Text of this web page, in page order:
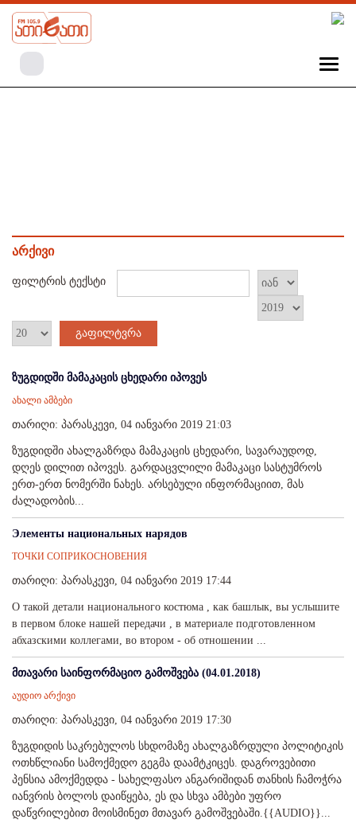
არქივი
ფილტრის ტექსტი
გაფილტვრა
ზუგდიდში მამაკაცის ცხედარი იპოვეს
ახალი ამბები
თარიღი: პარასკევი, 04 იანვარი 2019 21:03
ზუგდიდში ახალგაზრდა მამაკაცის ცხედარი, სავარაუდოდ,
დღეს დილით იპოვეს. გარდაცვლილი მამაკაცი სასტუმროს
ერთ-ერთ ნომერში ნახეს. არსებული ინფორმაციით, მას
ძალადობის...
Элементы национальных нарядов
ТОЧКИ СОПРИКОСНОВЕНИЯ
თარიღი: პარასკევი, 04 იანვარი 2019 17:44
О такой детали национального костюма , как башлык, вы услышите
в первом блоке нашей передачи , в материале подготовленном
абхазскими коллегами, во втором - об отношении ...
მთავარი საინფორმაციო გამოშვება (04.01.2018)
აუდიო არქივი
თარიღი: პარასკევი, 04 იანვარი 2019 17:30
ზუგდიდის საკრებულოს სხდომაზე ახალგაზრდული პოლიტიკის
ოთხწლიანი სამოქმედო გეგმა დაამტკიცეს. დაგროვებითი
პენსია ამოქმედდა - სახელფასო ანგარიშიდან თანხის ჩამოჭრა
იანვრის ბოლოს დაიწყება, ეს და სხვა ამბები უფრო
დაწვრილებით მოისმინეთ მთავარ გამოშვებაში.{{AUDIO}}...